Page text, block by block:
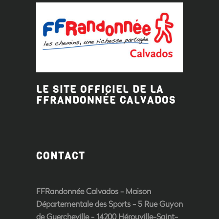
LE SITE OFFICIEL DE LA
FFRANDONNÉE CALVADOS
CONTACT
FFRandonnée Calvados - Maison
Départementale des Sports - 5 Rue Guyon
de Guercheville - 14200 Hérouville-Saint-